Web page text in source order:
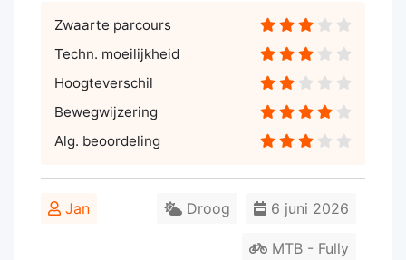
Zwaarte parcours
Techn. moeilijkheid
Hoogteverschil
Bewegwijzering
Alg. beoordeling
Jan 6 juni 2026
Droog
MTB - Fully